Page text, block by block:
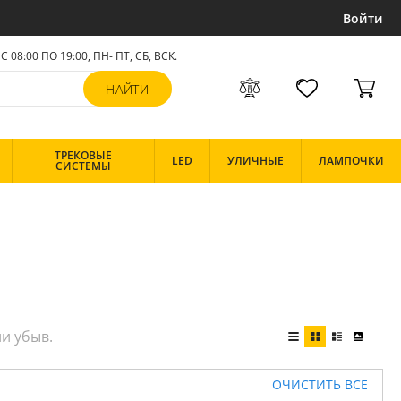
Войти
С 08:00 ПО 19:00, ПН- ПТ, СБ, ВСК.
ТРЕКОВЫЕ
СИСТЕМЫ LED УЛИЧНЫЕ ЛАМПОЧКИ
ОЧИСТИТЬ ВСЕ